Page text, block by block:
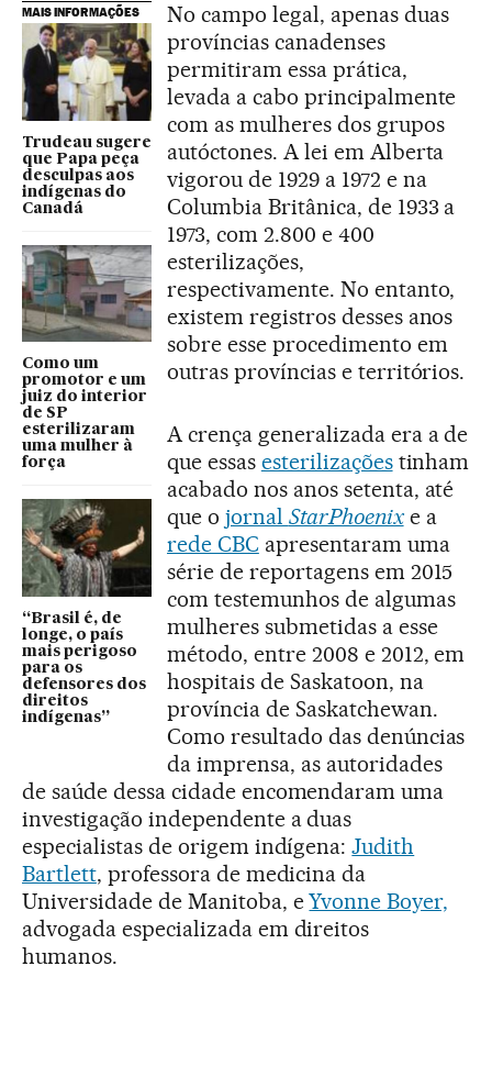
MAIS INFORMAÇÕES
Trudeau sugere
que Papa peça
desculpas aos
indígenas do
Canadá
Como um
promotor e um
juiz do interior
de SP
esterilizaram
uma mulher à
força
“Brasil é, de
longe, o país
mais perigoso
para os
defensores dos
direitos
indígenas”
No campo legal, apenas duas
províncias canadenses
permitiram essa prática,
levada a cabo principalmente
com as mulheres dos grupos
autóctones. A lei em Alberta
vigorou de 1929 a 1972 e na
Columbia Britânica, de 1933 a
1973, com 2.800 e 400
esterilizações,
respectivamente. No entanto,
existem registros desses anos
sobre esse procedimento em
outras províncias e territórios.
A crença generalizada era a de
que essas esterilizaçõestinham
acabado nos anos setenta, até
que o jornal StarPhoenixe a
rede CBCapresentaram uma
série de reportagens em 2015
com testemunhos de algumas
mulheres submetidas a esse
método, entre 2008 e 2012, em
hospitais de Saskatoon, na
província de Saskatchewan.
Como resultado das denúncias
da imprensa, as autoridades
de saúde dessa cidade encomendaram uma
investigação independente a duas
especialistas de origem indígena:Judith
Bartlett, professora de medicina da
Universidade de Manitoba, eYvonne Boyer,
advogada especializada em direitos
humanos.